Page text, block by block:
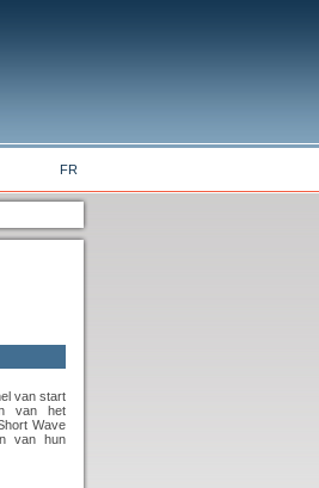
FR
van start
van het
Wave
van hun